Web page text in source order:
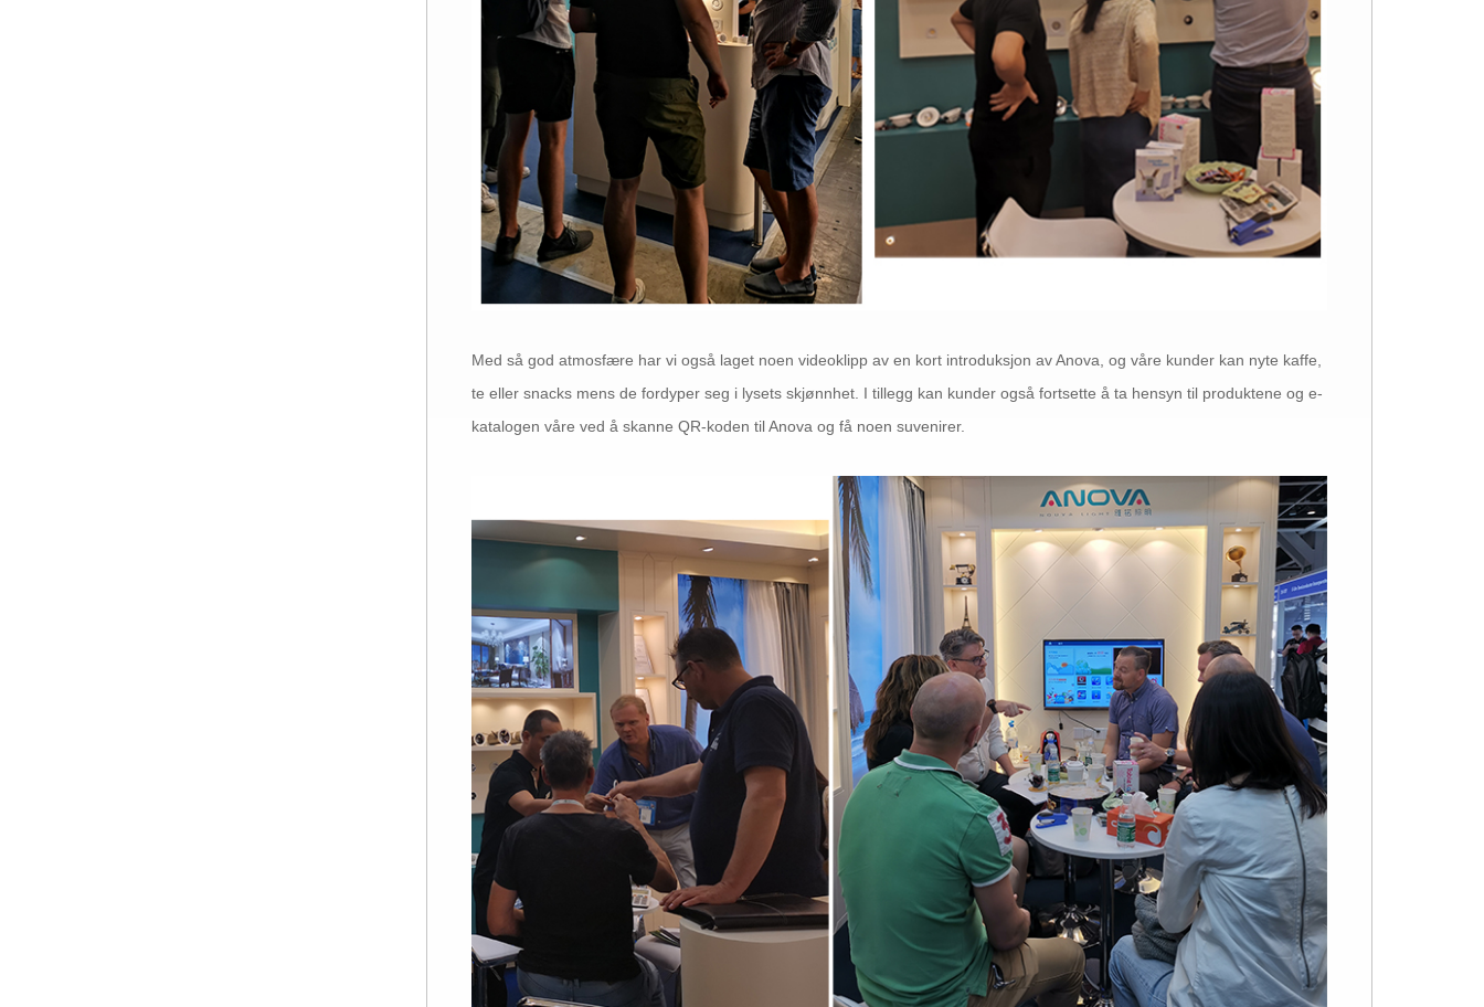
Med så god atmosfære har vi også laget noen videoklipp av en kort introduksjon av Anova, og våre kunder kan nyte kaffe,
te eller snacks mens de fordyper seg i lysets skjønnhet. I tillegg kan kunder også fortsette å ta hensyn til produktene og e-
katalogen våre ved å skanne QR-koden til Anova og få noen suvenirer.